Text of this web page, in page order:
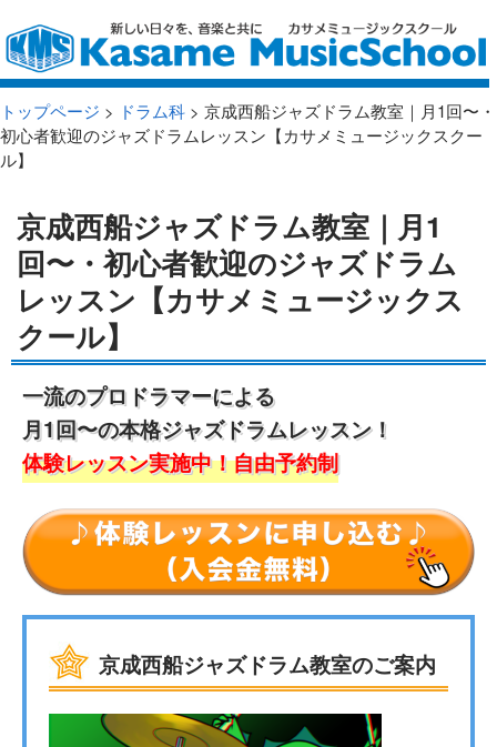
トップページ > ドラム科 > 京成西船ジャズドラム教室｜月1回〜・
初心者歓迎のジャズドラムレッスン【カサメミュージックスクー
ル】
京成西船ジャズドラム教室｜月1
回〜・初心者歓迎のジャズドラム
レッスン【カサメミュージックス
クール】
一流のプロドラマーによる
月1回〜の本格ジャズドラムレッスン！
体験レッスン実施中！自由予約制
京成西船ジャズドラム教室のご案内